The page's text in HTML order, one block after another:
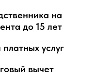
на
до 15 лет
услуг
вычет